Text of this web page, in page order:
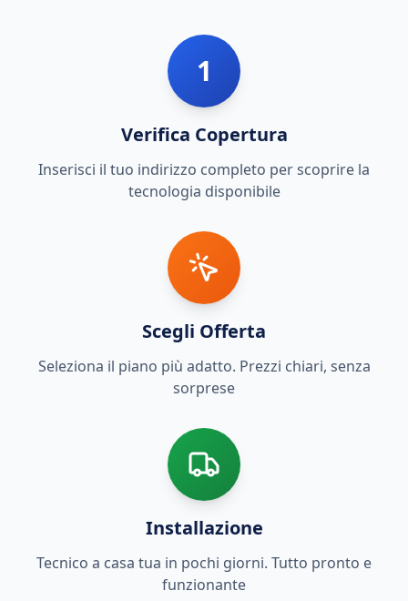
1
Verifica Copertura
Inserisci il tuo indirizzo completo per scoprire la
tecnologia disponibile
Scegli Offerta
Seleziona il piano più adatto. Prezzi chiari, senza
sorprese
Installazione
Tecnico a casa tua in pochi giorni. Tutto pronto e
funzionante